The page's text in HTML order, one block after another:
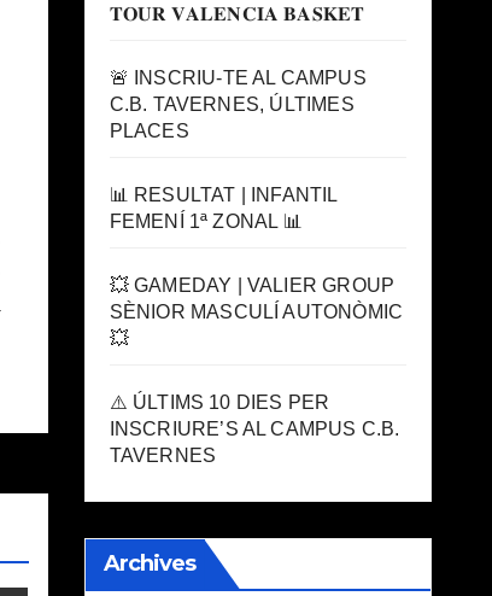
𝐓𝐎𝐔𝐑 𝐕𝐀𝐋𝐄𝐍𝐂𝐈𝐀 𝐁𝐀𝐒𝐊𝐄𝐓
🚨 INSCRIU-TE AL CAMPUS
C.B. TAVERNES, ÚLTIMES
PLACES
📊 RESULTAT | INFANTIL
FEMENÍ 1ª ZONAL 📊
💥 GAMEDAY | VALIER GROUP
SÈNIOR MASCULÍ AUTONÒMIC
💥
⚠️ ÚLTIMS 10 DIES PER
INSCRIURE’S AL CAMPUS C.B.
TAVERNES
Archives